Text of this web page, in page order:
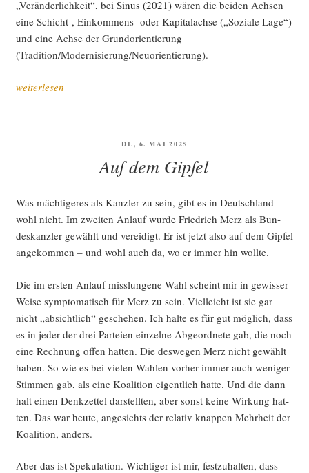
„Ver­än­der­lich­keit“, bei Sinus (2021)wären die bei­den Ach­sen
eine Schicht‑, Ein­kom­mens- oder Kapi­tal­ach­se („Sozia­le Lage“)
und eine Ach­se der Grund­ori­en­tie­rung
(Tradition/Modernisierung/Neuorientierung).
„Poli­
weiterlesen
VERÖFFENTLICHT
DI., 6. MAI 2025
Auf dem Gipfel
Was mäch­ti­ge­res als Kanz­ler zu sein, gibt es in Deutsch­land
wohl nicht. Im zwei­ten Anlauf wur­de Fried­rich Merz als Bun­
des­kanz­ler gewählt und ver­ei­digt. Er ist jetzt also auf dem Gip­fel
ange­kom­men – und wohl auch da, wo er immer hin wollte.
Die im ers­ten Anlauf miss­lun­ge­ne Wahl scheint mir in gewis­ser
Wei­se sym­pto­ma­tisch für Merz zu sein. Viel­leicht ist sie gar
nicht „absicht­lich“ gesche­hen. Ich hal­te es für gut mög­lich, dass
es in jeder der drei Par­tei­en ein­zel­ne Abge­ord­ne­te gab, die noch
eine Rech­nung offen hat­ten. Die des­we­gen Merz nicht gewählt
haben. So wie es bei vie­len Wah­len vor­her immer auch weni­ger
Stim­men gab, als eine Koali­ti­on eigent­lich hat­te. Und die dann
halt einen Denk­zet­tel dar­stell­ten, aber sonst kei­ne Wir­kung hat­
ten. Das war heu­te, ange­sichts der rela­tiv knap­pen Mehr­heit der
Koali­ti­on, anders.
Aber das ist Spe­ku­la­ti­on. Wich­ti­ger ist mir, fest­zu­hal­ten, dass